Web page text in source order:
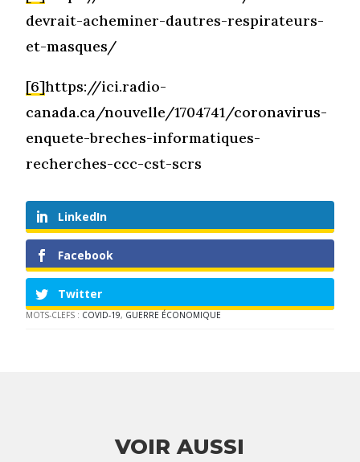
devrait-acheminer-dautres-respirateurs-
et-masques/
[6]https://ici.radio-
canada.ca/nouvelle/1704741/coronavirus-
enquete-breches-informatiques-
recherches-ccc-cst-scrs
LinkedIn
Facebook
Twitter
MOTS-CLEFS : COVID-19, GUERRE ÉCONOMIQUE
VOIR AUSSI